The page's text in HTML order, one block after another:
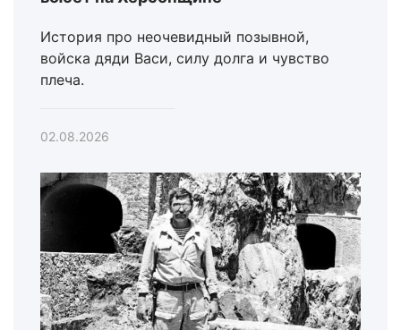
История про неочевидный позывной,
войска дяди Васи, силу долга и чувство
плеча.
02.08.2026